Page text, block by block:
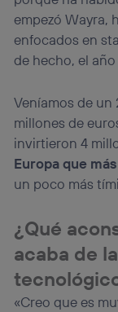
empezó Wayra,
enfocados en
de hecho, el
Veníamos de
millones de
invirtieron 4
Europa que
un poco más
¿Qué
acaba de
«Creo que es